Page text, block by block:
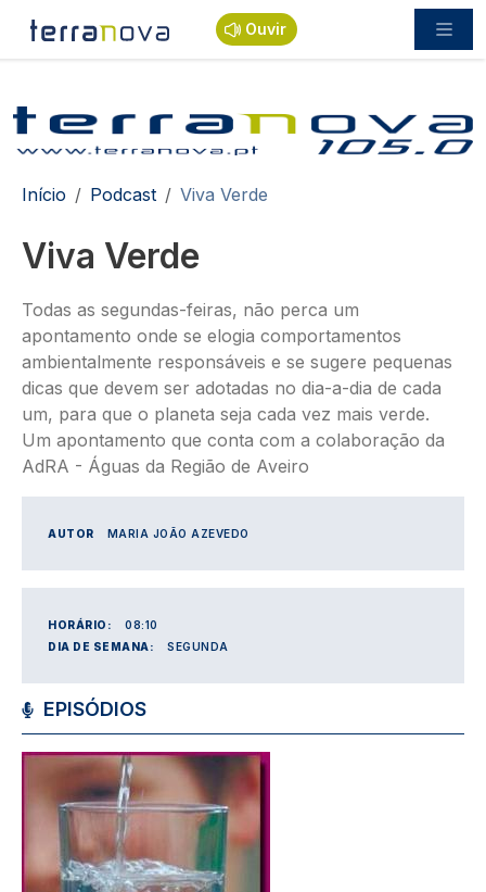
Passar para o conteúdo principal
Ouvir
Navegação estrutural
Início Podcast Viva Verde
Viva Verde
Todas as segundas-feiras, não perca um
apontamento onde se elogia comportamentos
ambientalmente responsáveis e se sugere pequenas
dicas que devem ser adotadas no dia-a-dia de cada
um, para que o planeta seja cada vez mais verde.
Um apontamento que conta com a colaboração da
AdRA - Águas da Região de Aveiro
AUTOR MARIA JOÃO AZEVEDO
HORÁRIO:
08:10
DIA DE SEMANA:
SEGUNDA
EPISÓDIOS
Imagem